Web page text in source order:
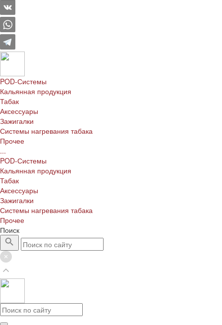
POD-Системы
Кальянная продукция
Табак
Аксессуары
Зажигалки
Системы нагревания табака
Прочее
...
POD-Системы
Кальянная продукция
Табак
Аксессуары
Зажигалки
Системы нагревания табака
Прочее
Поиск